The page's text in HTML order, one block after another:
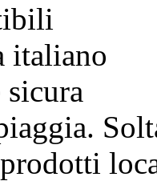
italiano
sicura